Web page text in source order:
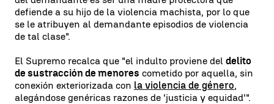
defiende a su hijo de la violencia machista, por lo que
se le atribuyen al demandante episodios de violencia
de tal clase".
El Supremo recalca que "el indulto proviene del delito
de sustracción de menores cometido por aquella, sin
conexión exteriorizada con la violencia de género,
alegándose genéricas razones de 'justicia y equidad'".